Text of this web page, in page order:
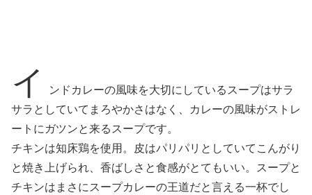
イ
ンドカレーの風味を大切にしているスープはサラ
サラとしていてまろやかさはなく、カレーの風味がストレ
ートにガツンと来るスープです。
チキンは知床鶏を使用。皮はパリパリとしていてこんがり
と焼き上げられ、香ばしさと食感がとてもいい。スープと
チキンはまさにスープカレーの王道だと言える一杯でし